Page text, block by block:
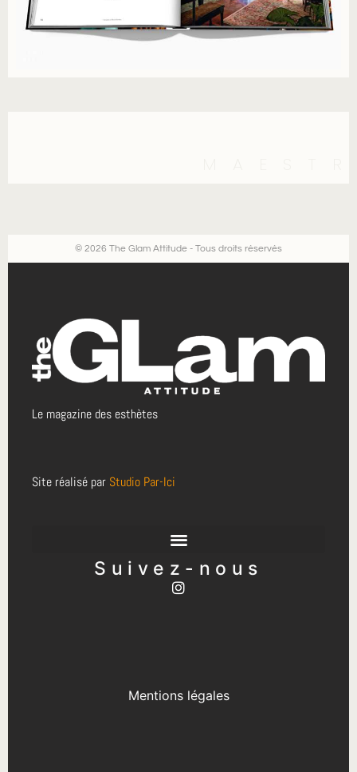
© 2026 The Glam Attitude - Tous droits réservés
Le magazine des esthètes
Site réalisé par Studio Par-Ici
Suivez-nous
Mentions légales